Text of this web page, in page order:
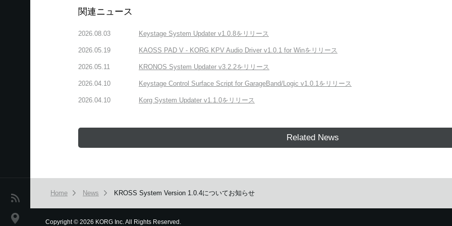
News
Location
関連ニュース
2026.08.03 Keystage System Updater v1.0.8をリリース
2026.05.19 KAOSS PAD V - KORG KPV Audio Driver v1.0.1 for Winをリリース
2026.05.11 KRONOS System Updater v3.2.2をリリース
2026.04.10 Keystage Control Surface Script for GarageBand/Logic v1.0.1をリリース
2026.04.10 Korg System Updater v1.1.0をリリース
Related News
Home News KROSS System Version 1.0.4についてお知らせ
Copyright© 2026 KORG Inc. All Rights Reserved.